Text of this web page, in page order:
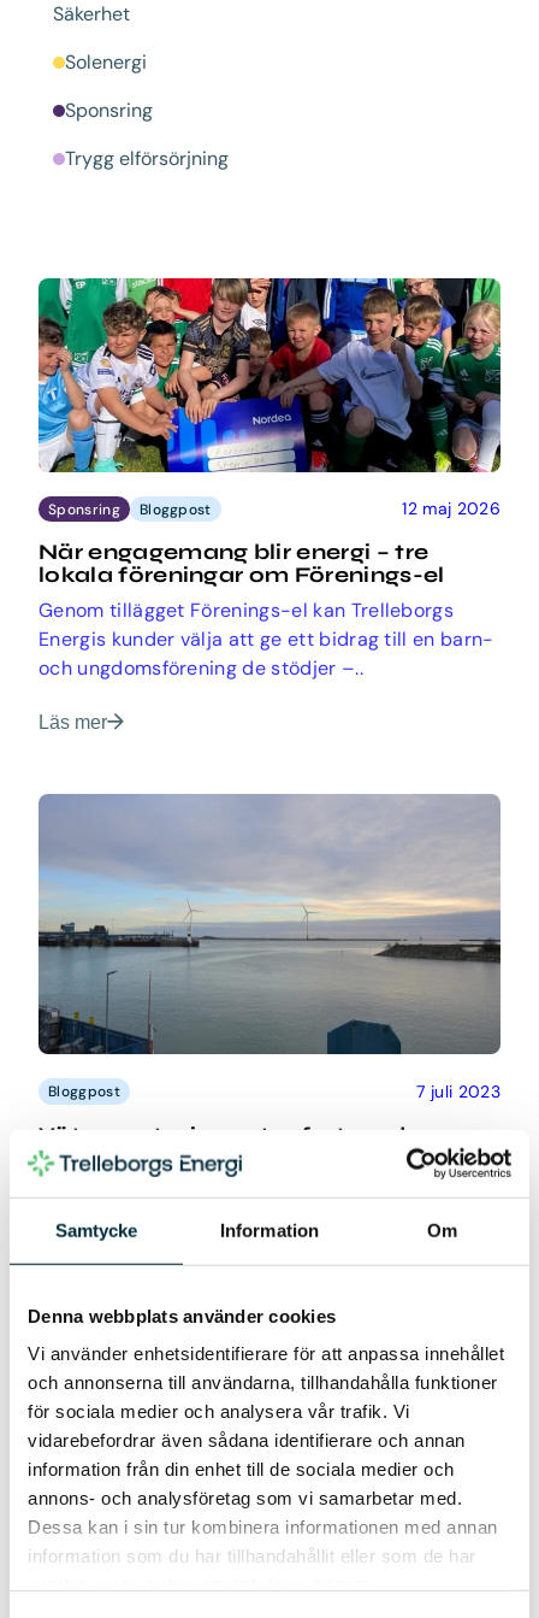
Samtycke Information Om
Denna webbplats använder cookies
Vi använder enhetsidentifierare för att anpassa innehållet
och annonserna till användarna, tillhandahålla funktioner
för sociala medier och analysera vår trafik. Vi
vidarebefordrar även sådana identifierare och annan
information från din enhet till de sociala medier och
annons- och analysföretag som vi samarbetar med.
Dessa kan i sin tur kombinera informationen med annan
information som du har tillhandahållit eller som de har
Säkerhet
Solenergi
Sponsring
Trygg elförsörjning
Sponsring Bloggpost 12 maj 2026
När engagemang blir energi – tre
lokala föreningar om Förenings-el
Genom tillägget Förenings-el kan Trelleborgs
Energis kunder välja att ge ett bidrag till en barn-
och ungdomsförening de stödjer –..
Läs mer
Bloggpost 7 juli 2023
Vätgassatsningen tar fart med
godkända vindkraftverk i Trelleborgs
Hamn
De två planerade vindkraftverken på 15 GWh i
Trelleborgs hamn har nu fått grönt ljus. Med det
får vätgassatsningen i..
Läs mer
Bloggpost 28 april 2023